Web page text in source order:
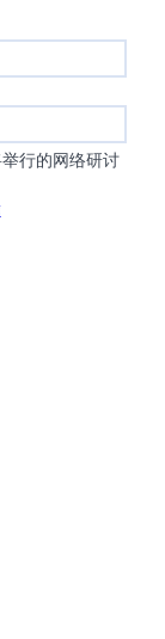
行的网络研讨